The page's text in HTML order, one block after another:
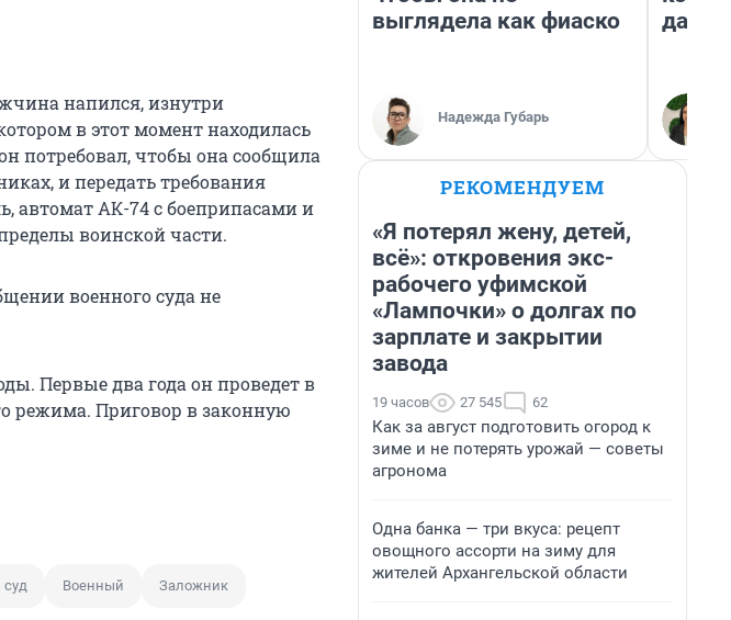
напился, изнутри
в этот момент находилась
потребовал, чтобы она сообщила
и передать требования
автомат АК-74 с боеприпасами и
воинской части.
военного суда не
Первые два года он проведет в
режима. Приговор в законную
суд Военный Заложник
выглядела как фиаско
Надежда Губарь
даже
РЕКОМЕНДУЕМ
«Я потерял жену, детей,
всё»: откровения экс-
рабочего уфимской
«Лампочки» о долгах по
зарплате и закрытии
завода
19 часов 27 545 62
Как за август подготовить огород к
зиме и не потерять урожай — советы
агронома
Одна банка — три вкуса: рецепт
овощного ассорти на зиму для
жителей Архангельской области